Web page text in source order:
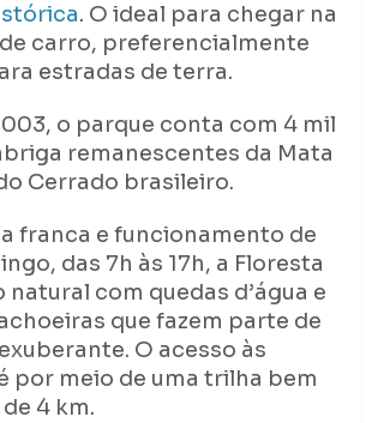
. O ideal para chegar na
carro, preferencialmente
estradas de terra.
o parque conta com 4 mil
remanescentes da Mata
Cerrado brasileiro.
franca e funcionamento de
das 7h às 17h, a Floresta
natural com quedas d’água e
que fazem parte de
O acesso às
por meio de uma trilha bem
4 km.